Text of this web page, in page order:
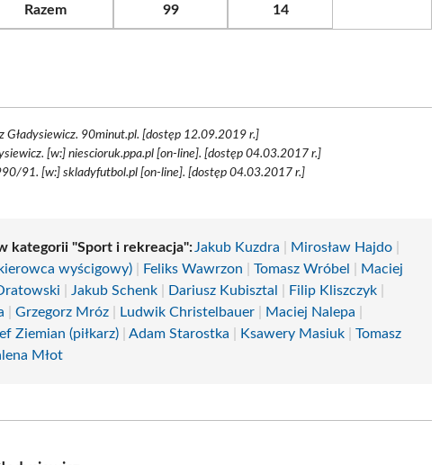
Razem 99 14
Gładysiewicz. 90minut.pl. [dostęp 12.09.2019 r.]
[w:] niescioruk.ppa.pl [on-line]. [dostęp 04.03.2017 r.]
91. [w:] skladyfutbol.pl [on-line]. [dostęp 04.03.2017 r.]
kategorii "Sport i rekreacja": Jakub Kuzdra Mirosław Hajdo
wyścigowy)
Feliks Wawrzon |Tomasz Wróbel
Maciej
Jakub Schenk Dariusz Kubisztal Filip Kliszczyk
|Grzegorz Mróz Ludwik Christelbauer Maciej Nalepa
Ziemian (piłkarz) |Adam Starostka Ksawery Masiuk |Tomasz
Młot